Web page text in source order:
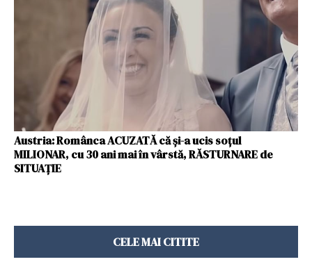
Austria: Românca ACUZATĂ că și-a ucis soțul
MILIONAR, cu 30 ani mai în vârstă, RĂSTURNARE de
SITUAȚIE
CELE MAI CITITE